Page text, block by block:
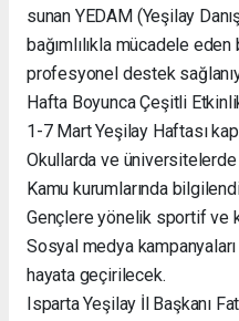
sunan YEDAM (Yeşilay
bağımlılıkla mücadele
profesyonel destek
Hafta Boyunca Çeşitli
1-7 Mart Yeşilay Haftası
Okullarda ve üniversitelerde
Kamu kurumlarında
Gençlere yönelik sportif ve
Sosyal medya
hayata geçirilecek.
Isparta Yeşilay İl Başkanı